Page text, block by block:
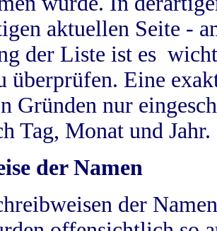
aktuellen Seite -
der Liste ist es
überprüfen. Eine
Gründen nur
Tag, Monat und Jahr.
der Namen
der